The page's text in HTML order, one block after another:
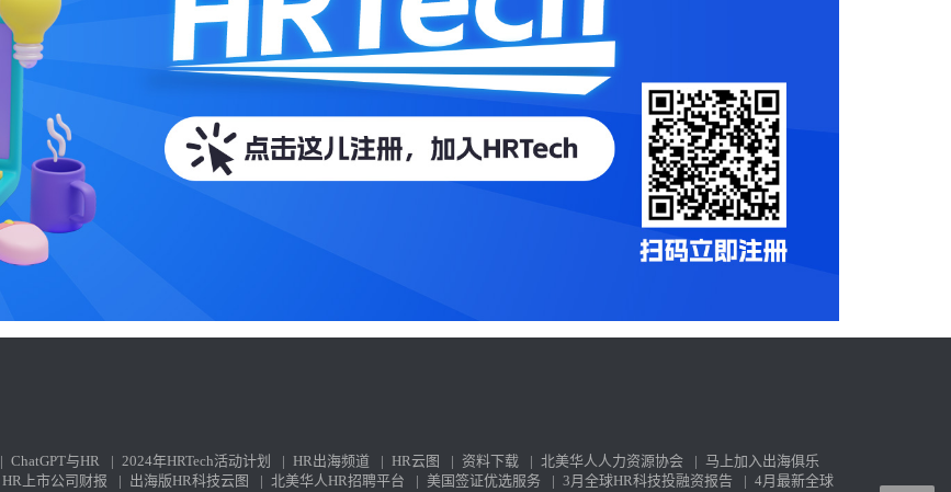
| ChatGPT与HR | 2024年HRTech活动计划 | HR出海频道 | HR云图 | 资料下载 | 北美华人人力资源协会 | 马上加入出海俱乐
HR上市公司财报 | 出海版HR科技云图 | 北美华人HR招聘平台 | 美国签证优选服务 | 3月全球HR科技投融资报告 | 4月最新全球